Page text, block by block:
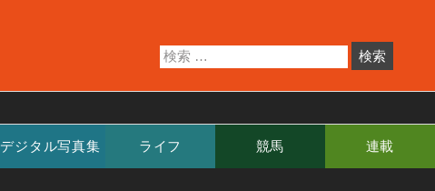
デジタル写真集 ライフ 競馬 連載